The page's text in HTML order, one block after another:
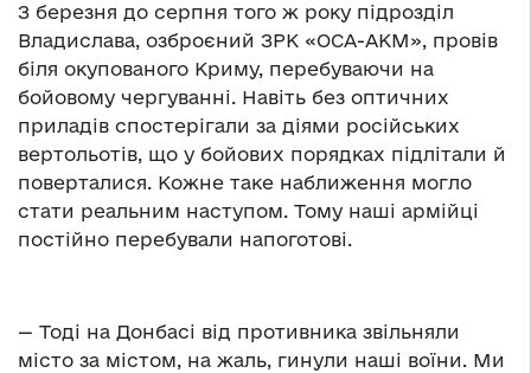
З березня до серпня того ж року підрозділ
Владислава, озброєний ЗРК «ОСА-АКМ», провів
біля окупованого Криму, перебуваючи на
бойовому чергуванні. Навіть без оптичних
приладів спостерігали за діями російських
вертольотів, що у бойових порядках підлітали й
поверталися. Кожне таке наближення могло
стати реальним наступом. Тому наші армійці
постійно перебували напоготові.
— Тоді на Донбасі від противника звільняли
місто за містом, на жаль, гинули наші воїни. Ми